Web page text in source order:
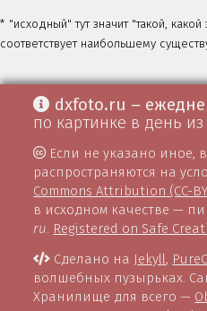
* "исходный" тут значит "такой,
соответствует наибольшему
dxfoto.ru –
по картинке в день
Если не указано иное,
распространяются на
Commons Attribution (CC-
в исходном качестве —
ru. Registered on Safe
Сделано на Jekyll,
волшебных пузырьках.
Хранилище для всего —